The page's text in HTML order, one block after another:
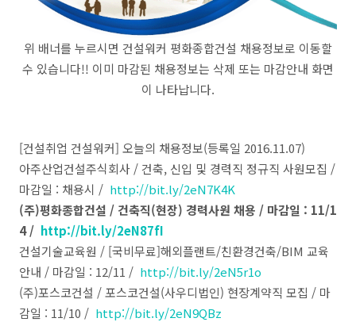
위 배너를 누르시면 건설워커 평화종합건설 채용정보로 이동할
수 있습니다!! 이미 마감된 채용정보는 삭제 또는 마감안내 화면
이 나타납니다.
[건설취업 건설워커] 오늘의 채용정보(등록일 2016.11.07)
아주산업건설주식회사 / 건축, 신입 및 경력직 정규직 사원모집 /
마감일 : 채용시 / http://bit.ly/2eN7K4K
(주)평화종합건설 / 건축직(현장) 경력사원 채용 / 마감일 : 11/1
4 / http://bit.ly/2eN87fI
건설기술교육원 / [국비무료]해외플랜트/친환경건축/BIM 교육
안내 / 마감일 : 12/11 / http://bit.ly/2eN5r1o
(주)포스코건설 / 포스코건설(사우디법인) 현장계약직 모집 / 마
감일 : 11/10 / http://bit.ly/2eN9QBz